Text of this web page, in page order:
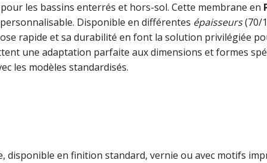
les bassins enterrés et hors-sol. Cette membrane en
Disponible en différentes épaisseurs(70/
rapide et sa durabilité en font la solution privilégiée
une adaptation parfaite aux dimensions et formes
les modèles standardisés.
disponible en finition standard, vernie ou avec motifs